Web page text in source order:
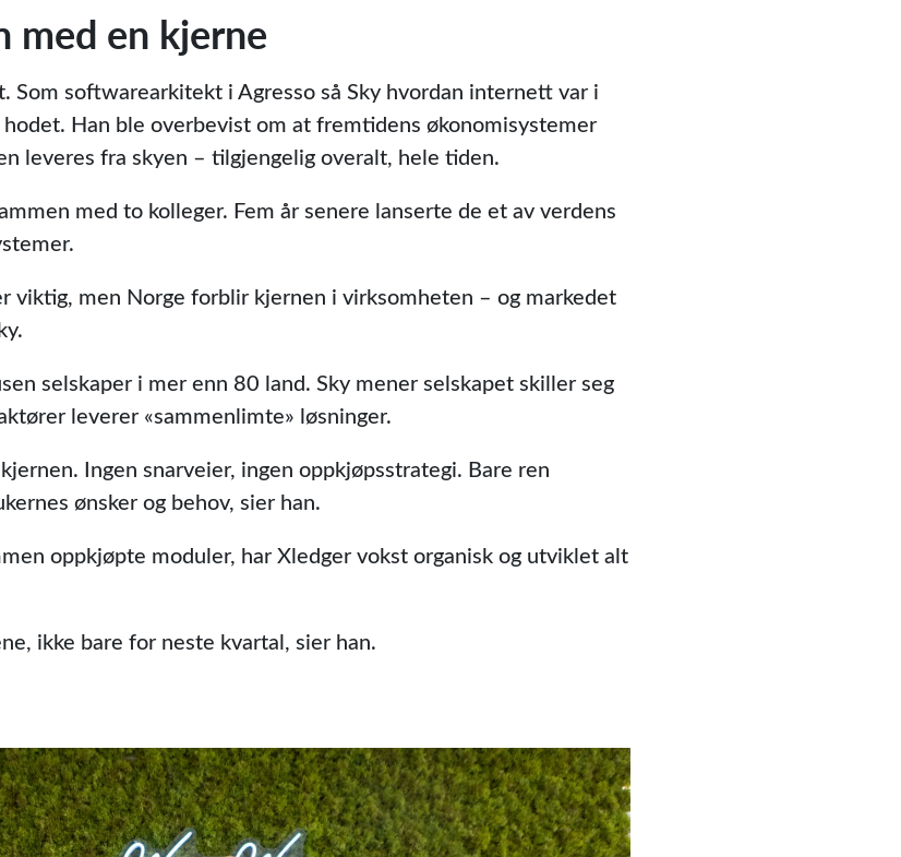
med en kjerne
softwarearkitekt i Agresso så Sky hvordan internett var i
Han ble overbevist om at fremtidens økonomisystemer
leveres fra skyen – tilgjengelig overalt, hele tiden.
med to kolleger. Fem år senere lanserte de et av verdens
viktig, men Norge forblir kjernen i virksomheten – og markedet
selskaper i mer enn 80 land. Sky mener selskapet skiller seg
leverer «sammenlimte» løsninger.
Ingen snarveier, ingen oppkjøpsstrategi. Bare ren
ønsker og behov, sier han.
oppkjøpte moduler, har Xledger vokst organisk og utviklet alt
ikke bare for neste kvartal, sier han.